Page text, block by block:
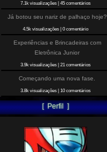
7.1k visualizações| 45 comentários
Já botou seu nariz de palhaço hoje?
4.5k visualizações| 0 comentário
Experiências e Brincadeiras com
Eletrônica Junior
3.9k visualizações| 21 comentários
Começando uma nova fase.
3.8k visualizações| 10 comentários
[ Perfil ]